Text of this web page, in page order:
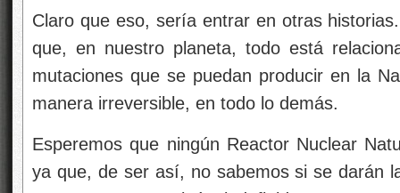
Claro que eso, sería entrar en otras
que, en nuestro planeta, todo está
mutaciones que se puedan producir en la
manera irreversible, en todo lo demás.
Esperemos que ningún Reactor Nuclear
ya que, de ser así, no sabemos si se darán